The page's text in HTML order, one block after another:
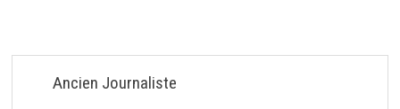
Ancien Journaliste